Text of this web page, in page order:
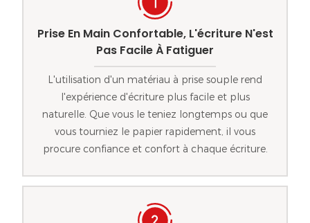
Prise En Main Confortable, L'écriture N'est
Pas Facile À Fatiguer
L'utilisation d'un matériau à prise souple rend
l'expérience d'écriture plus facile et plus
naturelle. Que vous le teniez longtemps ou que
vous tourniez le papier rapidement, il vous
procure confiance et confort à chaque écriture.